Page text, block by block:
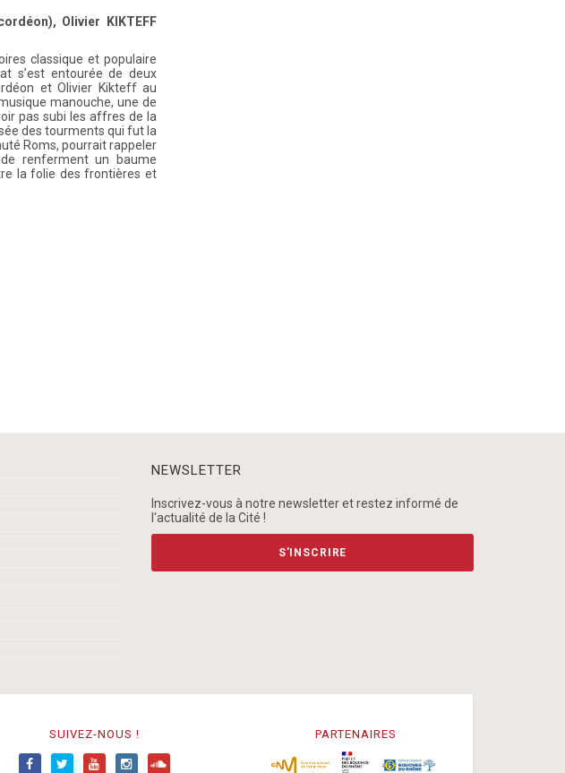
Olivier KIKTEFF
classique et populaire
s’est entourée de deux
et Olivier Kikteff au
manouche, une de
pas subi les affres de la
des tourments qui fut la
Roms, pourrait rappeler
renferment un baume
la folie des frontières et
NEWSLETTER
Inscrivez-vous à notre newsletter et restez informé de
l'actualité de la Cité !
S'INSCRIRE
SUIVEZ-NOUS ! PARTENAIRES